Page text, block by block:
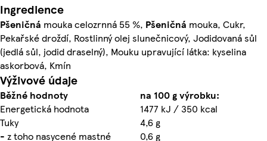
Ingredience
Pšeničná mouka celozrnná 55 %, Pšeničná mouka, Cukr,
Pekařské droždí, Rostlinný olej slunečnicový, Jodidovaná sůl
(jedlá sůl, jodid draselný), Mouku upravující látka: kyselina
askorbová, Kmín
Výživové údaje
Běžné hodnoty
na 100 g výrobku:
Energetická hodnota
1477 kJ / 350 kcal
Tuky
4,6 g
- z toho nasycené mastné
0,6 g